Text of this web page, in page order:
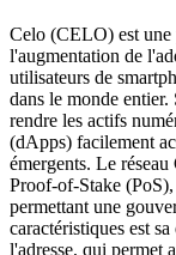
Celo (CELO) est
l'augmentation de
utilisateurs de
dans le monde entier.
rendre les actifs
(dApps) facilement
émergents. Le
Proof-of-Stake (PoS),
permettant une
caractéristiques est
l'adresse, qui permet